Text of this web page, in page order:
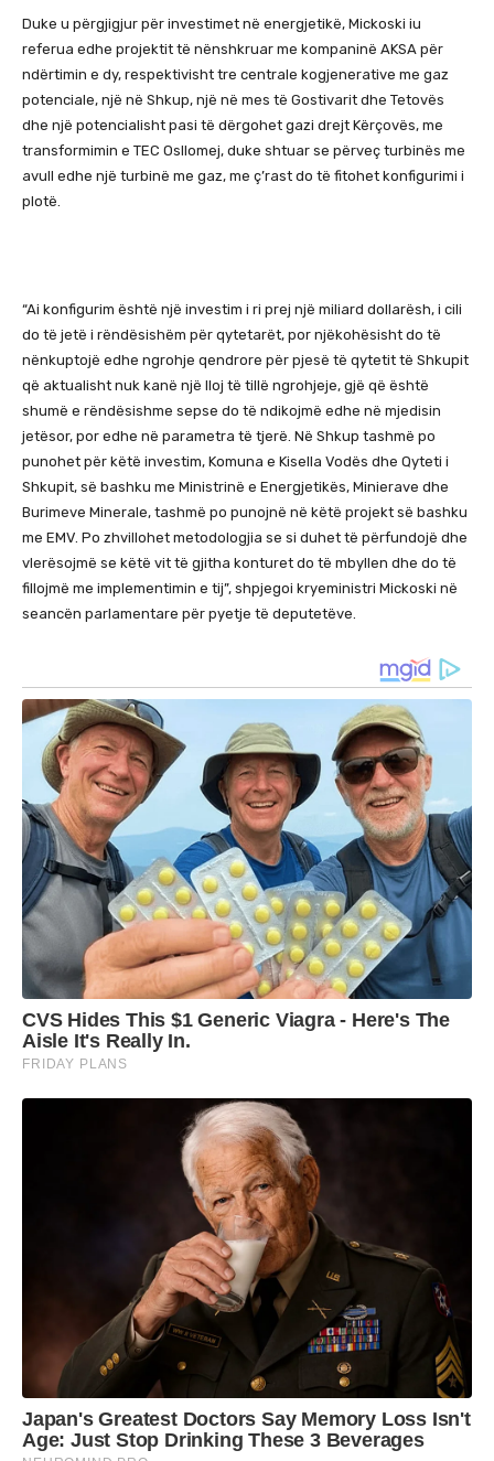
Duke u përgjigjur për investimet në energjetikë, Mickoski iu
referua edhe projektit të nënshkruar me kompaninë AKSA për
ndërtimin e dy, respektivisht tre centrale kogjenerative me gaz
potenciale, një në Shkup, një në mes të Gostivarit dhe Tetovës
dhe një potencialisht pasi të dërgohet gazi drejt Kërçovës, me
transformimin e TEC Osllomej, duke shtuar se përveç turbinës me
avull edhe një turbinë me gaz, me ç’rast do të fitohet konfigurimi i
plotë.
“Ai konfigurim është një investim i ri prej një miliard dollarësh, i cili
do të jetë i rëndësishëm për qytetarët, por njëkohësisht do të
nënkuptojë edhe ngrohje qendrore për pjesë të qytetit të Shkupit
që aktualisht nuk kanë një lloj të tillë ngrohjeje, gjë që është
shumë e rëndësishme sepse do të ndikojmë edhe në mjedisin
jetësor, por edhe në parametra të tjerë. Në Shkup tashmë po
punohet për këtë investim, Komuna e Kisella Vodës dhe Qyteti i
Shkupit, së bashku me Ministrinë e Energjetikës, Minierave dhe
Burimeve Minerale, tashmë po punojnë në këtë projekt së bashku
me EMV. Po zhvillohet metodologjia se si duhet të përfundojë dhe
vlerësojmë se këtë vit të gjitha konturet do të mbyllen dhe do të
fillojmë me implementimin e tij”, shpjegoi kryeministri Mickoski në
seancën parlamentare për pyetje të deputetëve.